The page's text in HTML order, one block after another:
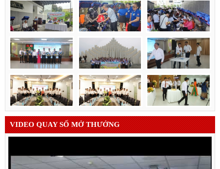
VIDEO QUAY SỐ MỞ THƯỞNG